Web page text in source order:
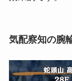
気配察知の腕